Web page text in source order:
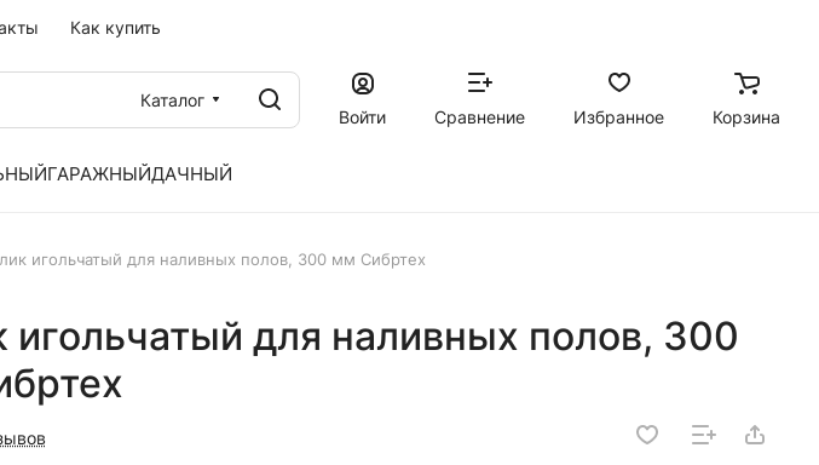
Как купить
Каталог
Войти
Сравнение Избранное Корзина
ГАРАЖНЫЙДАЧНЫЙ
игольчатый для наливных полов, 300 мм Сибртех
игольчатый для наливных полов, 300